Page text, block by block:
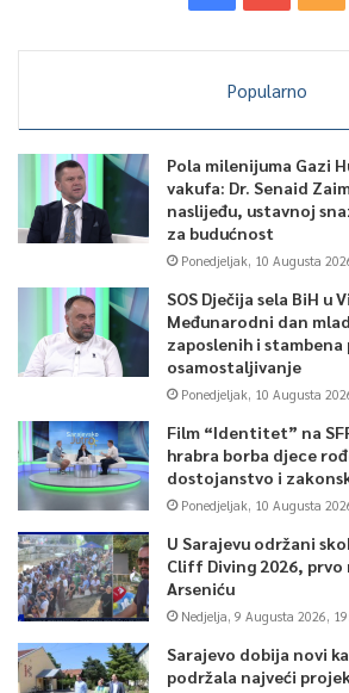
Popularno
Pola milenijuma Gazi
vakufa: Dr. Senaid
naslijeđu, ustavnoj
za budućnost
Ponedjeljak, 10 Augusta
SOS Dječija sela BiH u
Međunarodni dan
zaposlenih i stambena
osamostaljivanje
Ponedjeljak, 10 Augusta
Film “Identitet” na
hrabra borba djece
dostojanstvo i
Ponedjeljak, 10 Augusta
U Sarajevu održani
Cliff Diving 2026,
Arseniću
Nedjelja, 9 Augusta 2026,
Sarajevo dobija novi
podržala najveći